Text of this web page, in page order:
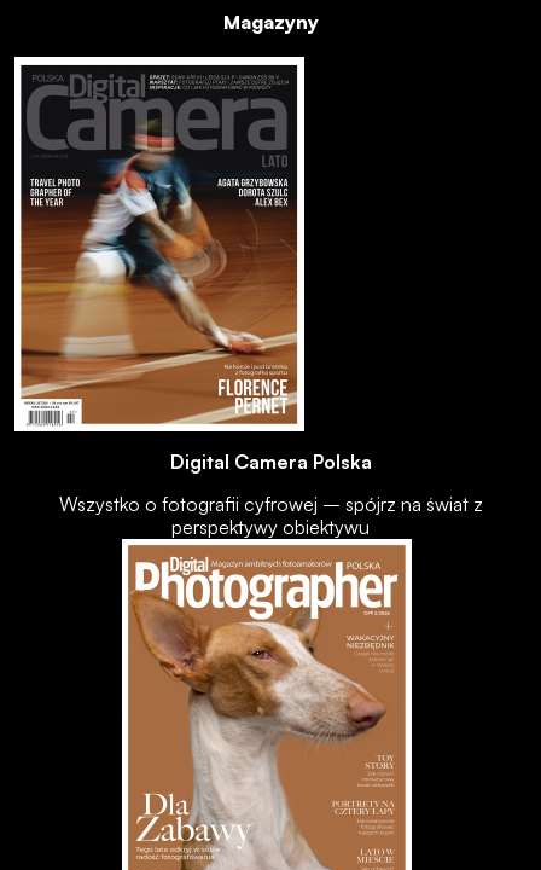
Magazyny
Digital Camera Polska
Wszystko o fotografii cyfrowej – spójrz na świat z
perspektywy obiektywu